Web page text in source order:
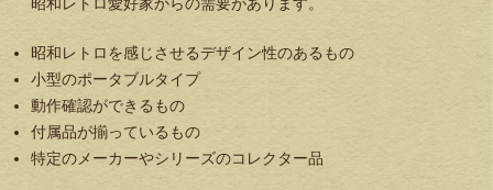
昭和レトロを感じさせるデザイン性のあるもの
小型のポータブルタイプ
動作確認ができるもの
付属品が揃っているもの
特定のメーカーやシリーズのコレクター品